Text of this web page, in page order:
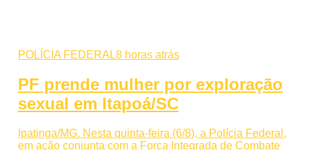
POLÍCIA FEDERAL8 horas atrás
PF prende mulher por exploração
sexual em Itapoá/SC
Ipatinga/MG. Nesta quinta-feira (6/8), a Polícia Federal,
em ação conjunta com a Força Integrada de Combate